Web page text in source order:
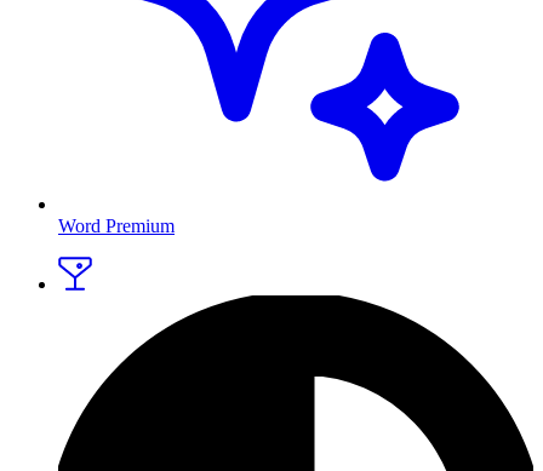
Word Premium